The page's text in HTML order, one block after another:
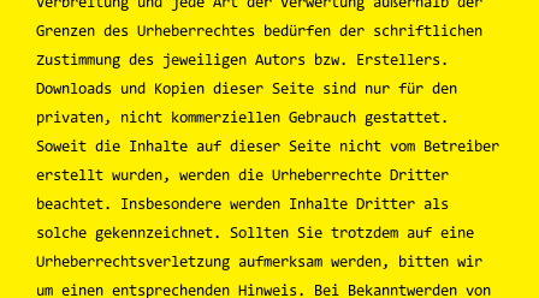
Grenzen des Urheberrechtes bedürfen der schriftlichen
Zustimmung des jeweiligen Autors bzw. Erstellers.
Downloads und Kopien dieser Seite sind nur für den
privaten, nicht kommerziellen Gebrauch gestattet.
Soweit die Inhalte auf dieser Seite nicht vom Betreiber
erstellt wurden, werden die Urheberrechte Dritter
beachtet. Insbesondere werden Inhalte Dritter als
solche gekennzeichnet. Sollten Sie trotzdem auf eine
Urheberrechtsverletzung aufmerksam werden, bitten wir
um einen entsprechenden Hinweis. Bei Bekanntwerden von